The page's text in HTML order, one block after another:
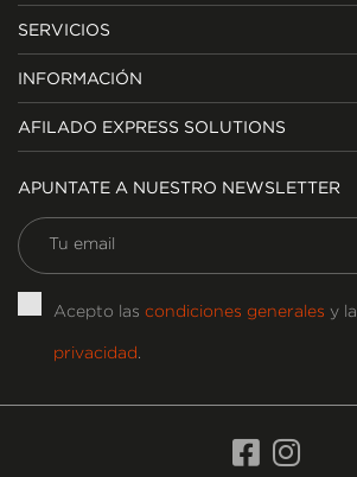
SERVICIOS
INFORMACIÓN
AFILADO EXPRESS SOLUTIONS
APUNTATE A NUESTRO NEWSLETTER
Acepto las condiciones generales y la
privacidad